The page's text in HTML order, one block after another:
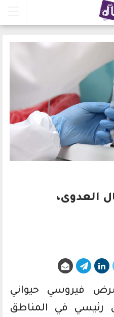
العدوى،
فيروسي حيواني
رئيسي في المناطق